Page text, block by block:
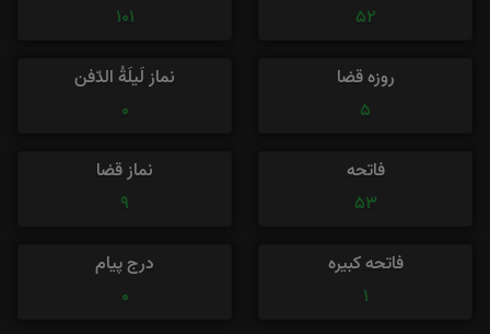
52
101
روزه قضا
5
نماز لَیلَةُ الدّفن
0
فاتحه
53
نماز قضا
9
فاتحه کبیره
1
درج پیام
0